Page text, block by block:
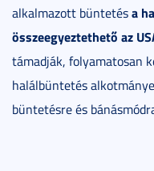
alkalmazott büntetésa
összeegyeztethető az
támadják, folyamatosan
halálbüntetés
büntetésre és